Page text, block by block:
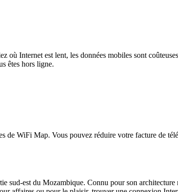
où Internet est lent, les données mobiles sont
êtes hors ligne.
de WiFi Map. Vous pouvez réduire votre facture de
sud-est du Mozambique. Connu pour son